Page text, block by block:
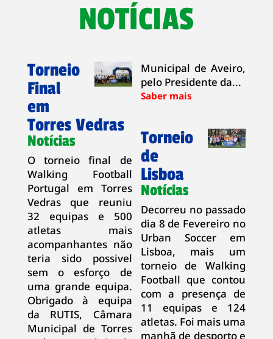
NOTÍCIAS
Torneio
Final
em
Torres Vedras
Notícias
O torneio final de
Walking Football
Portugal em Torres
Vedras que reuniu
32 equipas e 500
atletas mais
acompanhantes não
teria sido possivel
sem o esforço de
uma grande equipa.
Obrigado à equipa
da RUTIS, Câmara
Municipal de Torres
Municipal de Aveiro,
pelo Presidente da...
Torneio
de
Lisboa
Notícias
Decorreu no passado
dia 8 de Fevereiro no
Urban Soccer em
Lisboa, mais um
torneio de Walking
Football que contou
com a presença de
11 equipas e 124
atletas. Foi mais uma
manhã de desporto e